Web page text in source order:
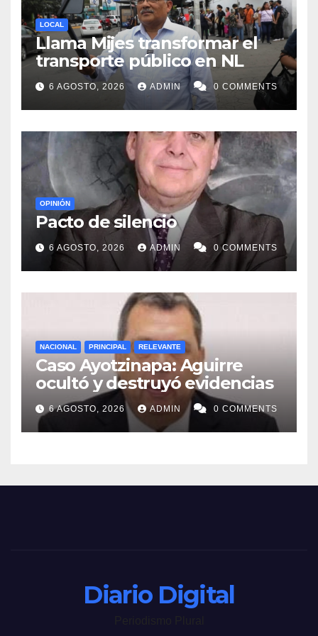
LOCAL
Llama Mijes transformar el
transporte público en NL
6 AGOSTO, 2026 ADMIN 0 COMMENTS
OPINIÓN
Pacto de silencio
6 AGOSTO, 2026 ADMIN 0 COMMENTS
NACIONAL PRINCIPAL RELEVANTE
Caso Ayotzinapa: Aguirre
ocultó y destruyó evidencias
6 AGOSTO, 2026 ADMIN 0 COMMENTS
Diario Digital